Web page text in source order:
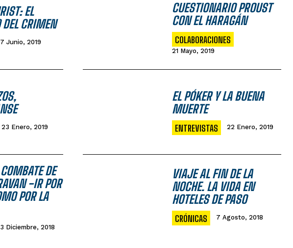
EL
DEL CRIMEN
Junio, 2019
CUESTIONARIO PROUST
CON EL HARAGÁN
COLABORACIONES
21 Mayo, 2019
23 Enero, 2019
EL PÓKER Y LA BUENA
MUERTE
ENTREVISTAS 22 Enero, 2019
DE
-IR POR
POR LA
Diciembre, 2018
VIAJE AL FIN DE LA
NOCHE. LA VIDA EN
HOTELES DE PASO
CRÓNICAS 7 Agosto, 2018